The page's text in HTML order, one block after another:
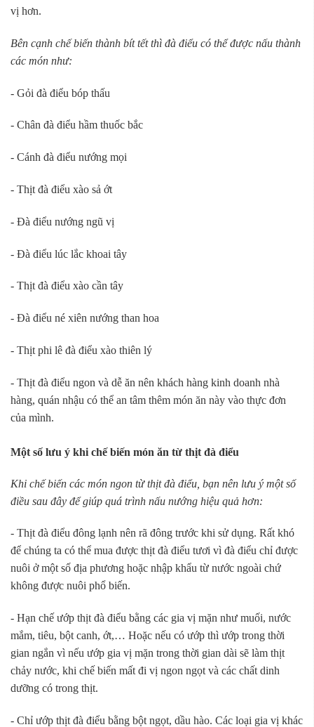
vị hơn.
Bên cạnh chế biến thành bít tết thì đà điểu có thể được nấu thành
các món như:
- Gỏi đà điểu bóp thấu
- Chân đà điểu hầm thuốc bắc
- Cánh đà điểu nướng mọi
- Thịt đà điểu xào sả ớt
- Đà điểu nướng ngũ vị
- Đà điểu lúc lắc khoai tây
- Thịt đà điểu xào cần tây
- Đà điểu né xiên nướng than hoa
- Thịt phi lê đà điểu xào thiên lý
- Thịt đà điểu ngon và dễ ăn nên khách hàng kinh doanh nhà
hàng, quán nhậu có thể an tâm thêm món ăn này vào thực đơn
của mình.
Một số lưu ý khi chế biến món ăn từ thịt đà điểu
Khi chế biến các món ngon từ thịt đà điểu, bạn nên lưu ý một số
điều sau đây để giúp quá trình nấu nướng hiệu quả hơn:
- Thịt đà điểu đông lạnh nên rã đông trước khi sử dụng. Rất khó
để chúng ta có thể mua được thịt đà điểu tươi vì đà điểu chỉ được
nuôi ở một số địa phương hoặc nhập khẩu từ nước ngoài chứ
không được nuôi phổ biến.
- Hạn chế ướp thịt đà điểu bằng các gia vị mặn như muối, nước
mắm, tiêu, bột canh, ớt,… Hoặc nếu có ướp thì ướp trong thời
gian ngắn vì nếu ướp gia vị mặn trong thời gian dài sẽ làm thịt
chảy nước, khi chế biến mất đi vị ngon ngọt và các chất dinh
dưỡng có trong thịt.
- Chỉ ướp thịt đà điểu bằng bột ngọt, dầu hào. Các loại gia vị khác